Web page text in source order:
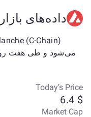
داده‌های بازار Avalanche (C-Chain)
Today’s Price
$ 6.4
Market Cap